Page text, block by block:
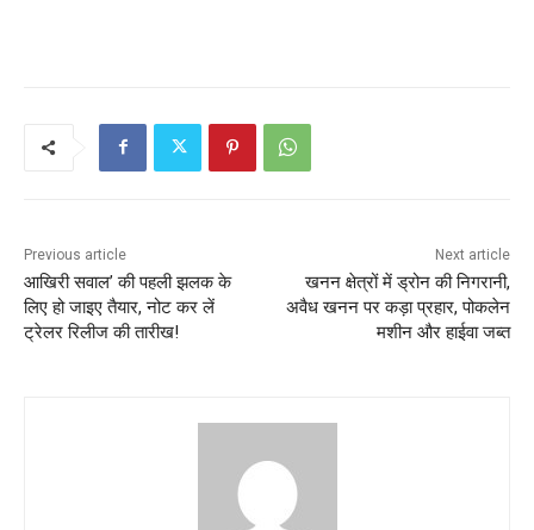
Previous article
आखिरी सवाल’ की पहली झलक के
लिए हो जाइए तैयार, नोट कर लें
ट्रेलर रिलीज की तारीख!
Next article
खनन क्षेत्रों में ड्रोन की निगरानी,
अवैध खनन पर कड़ा प्रहार, पोकलेन
मशीन और हाईवा जब्त